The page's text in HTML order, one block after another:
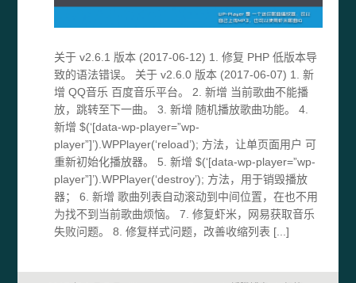
关于 v2.6.1 版本 (2017-06-12) 1. 修复 PHP 低版本导
致的语法错误。 关于 v2.6.0 版本 (2017-06-07) 1. 新
增 QQ音乐 百度音乐平台。 2. 新增 当前歌曲不能播
放，跳转至下一曲。 3. 新增 随机播放歌曲功能。 4.
新增 $(‘[data-wp-player=”wp-
player”]’).WPPlayer(‘reload’); 方法，让单页面用户 可
重新初始化播放器。 5. 新增 $(‘[data-wp-player=”wp-
player”]’).WPPlayer(‘destroy’); 方法，用于销毁播放
器； 6. 新增 歌曲列表自动滚动到中间位置，在也不用
为找不到当前歌曲烦恼。 7. 修复虾米，网易获取音乐
失败问题。 8. 修复样式问题，改善收缩列表 [...]